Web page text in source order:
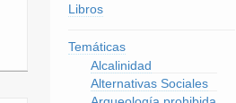
Libros
Temáticas
Alcalinidad
Alternativas Sociales